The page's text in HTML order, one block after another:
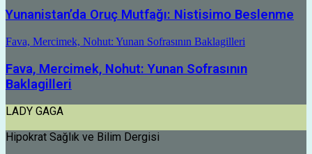
Yunanistan’da Oruç Mutfağı: Nistisimo Beslenme
Fava, Mercimek, Nohut: Yunan Sofrasının Baklagilleri
Fava, Mercimek, Nohut: Yunan Sofrasının
Baklagilleri
LADY GAGA
Hipokrat Sağlık ve Bilim Dergisi